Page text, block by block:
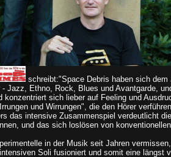
schreibt:"Space Debris haben sich
Jazz, Ethno, Rock, Blues und Avantgarde,
konzentriert sich lieber auf Feeling und
und Wirrungen", die den Hörer
das intensive Zusammenspiel verdeutlicht
und das sich loslösen von
in der Musik seit Jahren
Soli fusioniert und somit eine längst